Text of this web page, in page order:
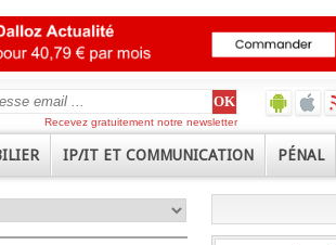
Recevez gratuitement notre newsletter
IP/IT ET COMMUNICATION PÉNAL